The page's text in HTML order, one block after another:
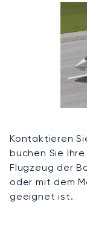
Kontaktieren
buchen Sie
Flugzeug der
oder mit dem
geeignet ist.